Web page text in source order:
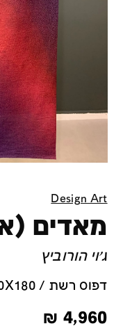
Design Art
מאדים
ג׳וי הורוביץ
דפוס רשת / 100X180 ס''מ
4,960
₪